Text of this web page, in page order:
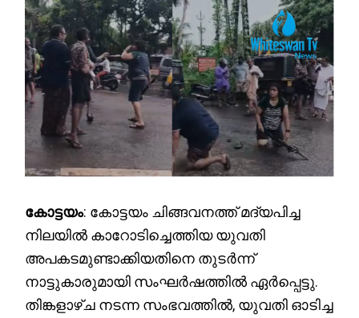
കോട്ടയം: കോട്ടയം ചിങ്ങവനത്ത് മദ്യപിച്ച
നിലയിൽ കാറോടിച്ചെത്തിയ യുവതി
അപകടമുണ്ടാക്കിയതിനെ തുടർന്ന്
നാട്ടുകാരുമായി സംഘർഷത്തിൽ ഏർപ്പെട്ടു.
തിങ്കളാഴ്ച നടന്ന സംഭവത്തിൽ, യുവതി ഓടിച്ച